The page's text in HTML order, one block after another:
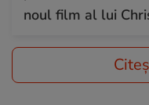
noul film al lui